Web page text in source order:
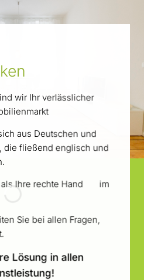
wir Ihr verlässlicher
aus Deutschen und
die fließend englisch und
als Ihre rechte Hand im
Sie bei allen Fragen,
Lösung in allen